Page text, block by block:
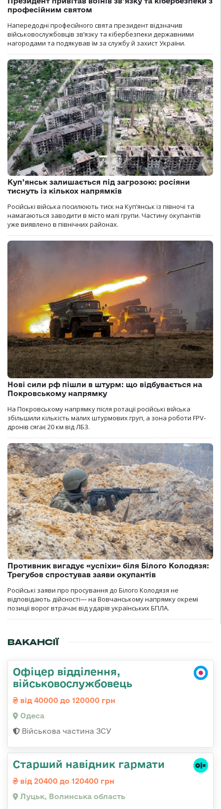
професійним святом
Напередодні професійного свята президент відзначив
військовослужбовців зв’язку та кібербезпеки державними
нагородами та подякував їм за службу й захист України.
Куп’янськ залишається під загрозою: росіяни
тиснуть із кількох напрямків
Російські війська посилюють тиск на Куп’янськ із півночі та
намагаються заводити в місто малі групи. Частину окупантів
уже виявлено в північних районах.
Нові сили рф пішли в штурм: що відбувається на
Покровському напрямку
На Покровському напрямку після ротації російські війська
збільшили кількість малих штурмових груп, а зона роботи FPV-
дронів сягає 20 км від ЛБЗ.
Противник вигадує «успіхи» біля Білого Колодязя:
Трегубов спростував заяви окупантів
Російські заяви про просування до Білого Колодязя не
відповідають дійсності— на Вовчанському напрямку окремі
позиції ворог втрачає від ударів українських БПЛА.
ВАКАНСІЇ
Офіцер відділення,
військовослужбовець
від 40000 до 120000 грн
Одеса
Військова частина ЗСУ
Старший навідник гармати
від 20400 до 120400 грн
Луцьк, Волинська область